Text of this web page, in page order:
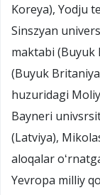
Koreya), Yodju
Sinszyan
maktabi (Buyuk
(Buyuk
huzuridagi
Bayneri
(Latviya),
aloqalar
Yevropa milliy